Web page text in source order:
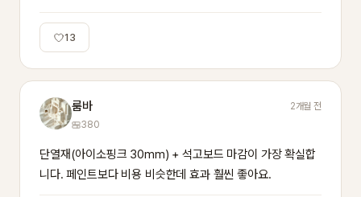
13
룸바
2개월 전
380
단열재(아이소핑크 30mm) + 석고보드 마감이 가장 확실합
니다. 페인트보다 비용 비슷한데 효과 훨씬 좋아요.